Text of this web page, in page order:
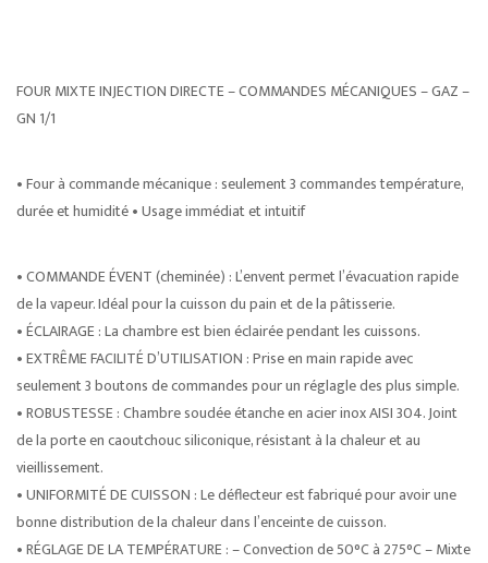
FOUR MIXTE INJECTION DIRECTE – COMMANDES MÉCANIQUES – GAZ –
GN 1/1
• Four à commande mécanique : seulement 3 commandes température,
durée et humidité • Usage immédiat et intuitif
• COMMANDE ÉVENT (cheminée) : L’envent permet l’évacuation rapide
de la vapeur. Idéal pour la cuisson du pain et de la pâtisserie.
• ÉCLAIRAGE : La chambre est bien éclairée pendant les cuissons.
• EXTRÊME FACILITÉ D’UTILISATION : Prise en main rapide avec
seulement 3 boutons de commandes pour un réglagle des plus simple.
• ROBUSTESSE : Chambre soudée étanche en acier inox AISI 304. Joint
de la porte en caoutchouc siliconique, résistant à la chaleur et au
vieillissement.
• UNIFORMITÉ DE CUISSON : Le déflecteur est fabriqué pour avoir une
bonne distribution de la chaleur dans l’enceinte de cuisson.
• RÉGLAGE DE LA TEMPÉRATURE : – Convection de 50°C à 275°C – Mixte